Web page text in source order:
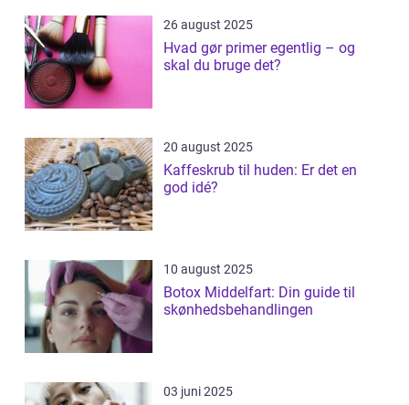
26 august 2025
Hvad gør primer egentlig – og
skal du bruge det?
20 august 2025
Kaffeskrub til huden: Er det en
god idé?
10 august 2025
Botox Middelfart: Din guide til
skønhedsbehandlingen
03 juni 2025